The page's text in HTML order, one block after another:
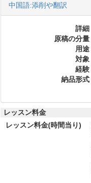
中国語:添削や翻訳
詳細
原稿の分量
用途
対象
経験
納品形式
レッスン料金
レッスン料金(時間当り)